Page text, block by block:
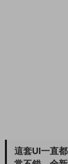
這套UI一直